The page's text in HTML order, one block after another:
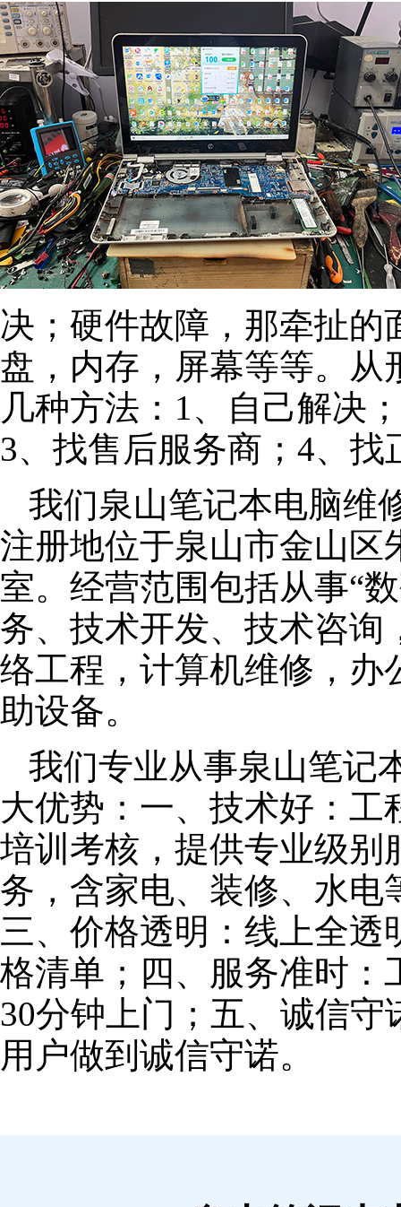
决；硬件故障，那牵扯的
盘，内存，屏幕等等。从
几种方法：1、自己解决
3、找售后服务商；4、找
我们泉山笔记本电脑维
注册地位于泉山市金山区
室。经营范围包括从事“
务、技术开发、技术咨询
络工程，计算机维修，办
助设备。
我们专业从事泉山笔记
大优势：一、技术好：
培训考核，提供专业级别
务，含家电、装修、水电
三、价格透明：线上全
格清单；四、服务准时：
30分钟上门；五、诚信
用户做到诚信守诺。